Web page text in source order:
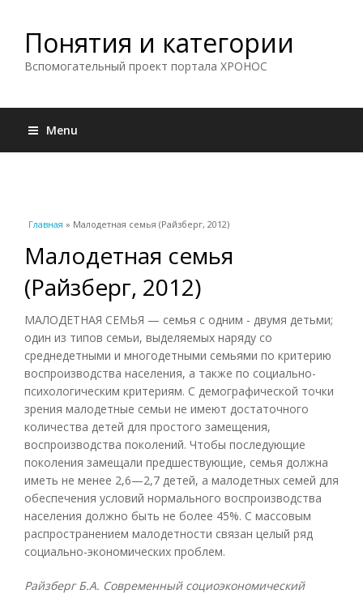
Понятия и категории
Вспомогательный проект портала ХРОНОС
Menu
Вы здесь
Главная » Малодетная семья (Райзберг, 2012)
Малодетная семья
(Райзберг, 2012)
МАЛОДЕТНАЯ СЕМЬЯ — семья с одним - двумя детьми;
один из типов семьи, выделяемых наряду со
среднедетными и многодетными семьями по критерию
воспроизводства населения, а также по социально-
психологическим критериям. С демографической точки
зрения малодетные семьи не имеют достаточного
количества детей для простого замещения,
воспроизводства поколений. Чтобы последующие
поколения замещали предшествующие, семья должна
иметь не менее 2,6—2,7 детей, а малодетных семей для
обеспечения условий нормального воспроизводства
населения должно быть не более 45%. С массовым
распространением малодетности связан целый ряд
социально-экономических проблем.
Райзберг Б.А. Современный социоэкономический